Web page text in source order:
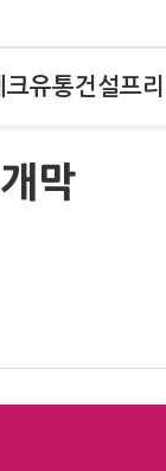
크유통건설프
막